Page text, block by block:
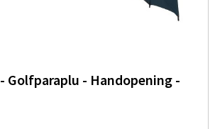
- Golfparaplu - Handopening -